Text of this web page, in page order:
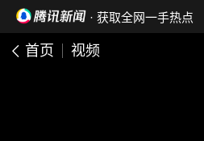
· 获取全网一手热点
首页 视频